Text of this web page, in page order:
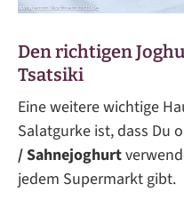
Den richtigen
Tsatsiki
Eine weitere wichtige
Salatgurke ist, dass Du
/ Sahnejoghurt
jedem Supermarkt gibt.